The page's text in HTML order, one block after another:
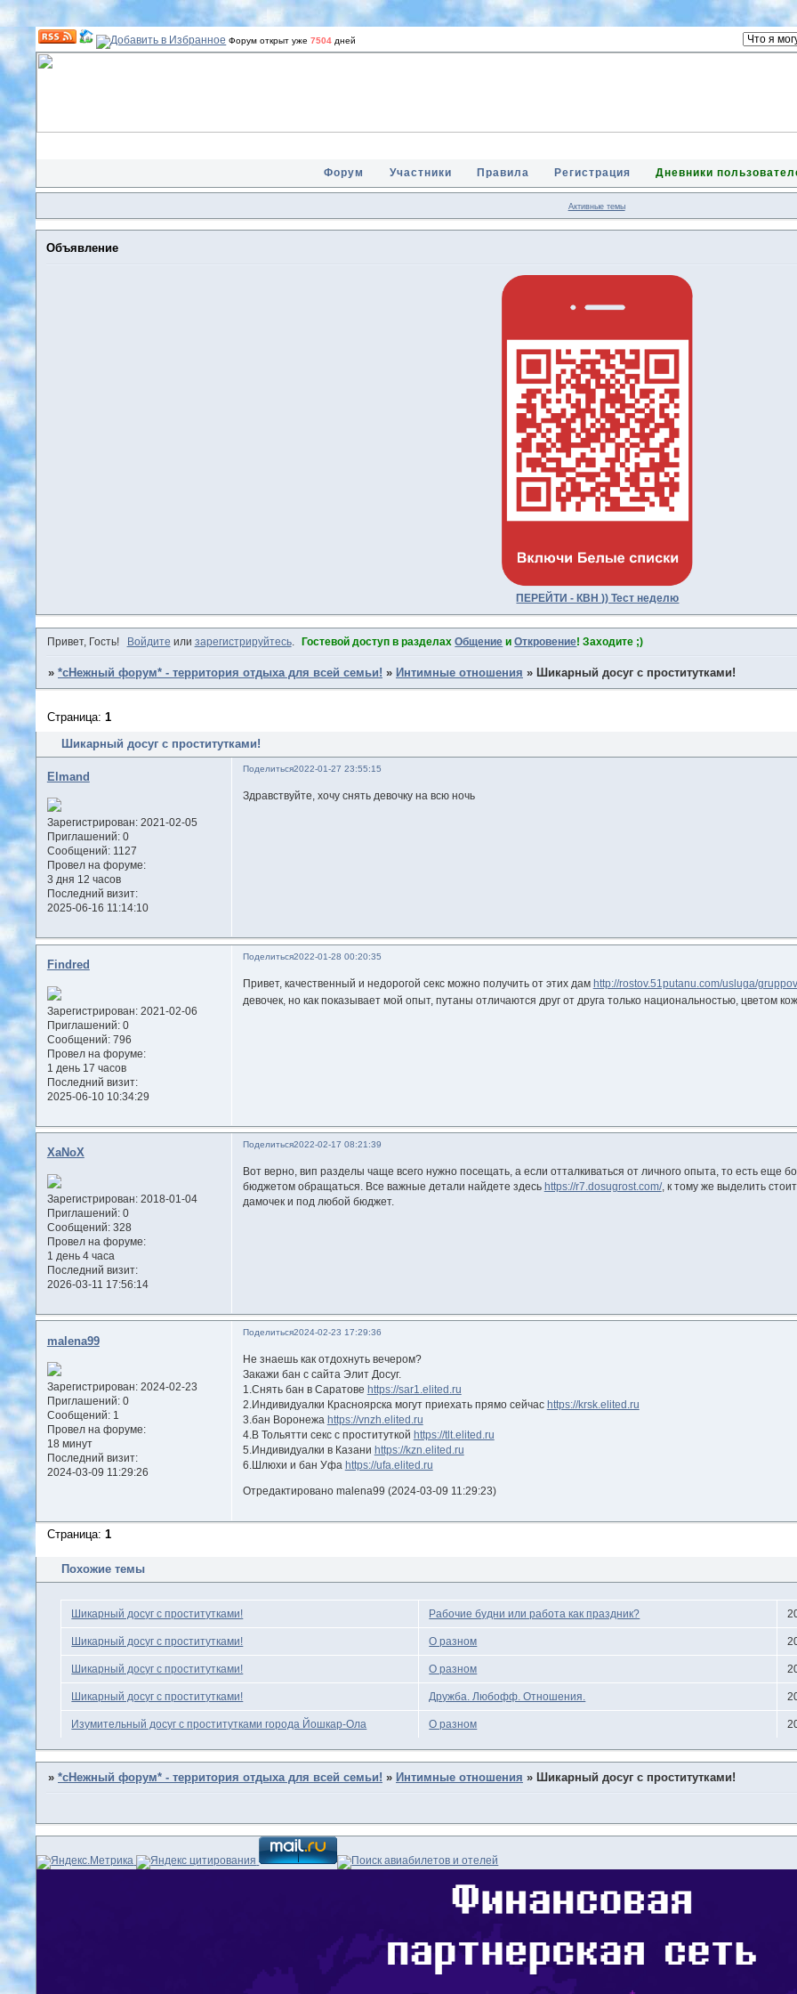
Форум открыт уже7504 дней
Форум Участники Правила Регистрация Дневники
Активные темы
Объявление
ПЕРЕЙТИ - КВН )) Тест неделю
Привет, Гость! Войдите или зарегистрируйтесь. Гостевой доступ в разделахОбщение иОткровение! Заходите ;)
» *сНежный форум* - территория отдыха для всей семьи! » Интимные отношения » Шикарный досуг с проститутками!
Шикарный досуг с проститутками!
Страница: 1
Поделиться2022-01-27 23:55:15
Elmand
Зарегистрирован: 2021-02-05
Приглашений:0
Сообщений:1127
Провел на форуме:
3 дня 12 часов
Последний визит:
2025-06-16 11:14:10
Здравствуйте, хочу снять девочку на всю ночь
Поделиться2022-01-28 00:20:35
Findred
Зарегистрирован: 2021-02-06
Приглашений:0
Сообщений:796
Провел на форуме:
1 день 17 часов
Последний визит:
2025-06-10 10:34:29
Привет, качественный и недорогой секс можно получить от этих дам http://rostov.51putanu.com/usluga/
девочек, но как показывает мой опыт, путаны отличаются друг от друга только национальностью, цветом
Поделиться2022-02-17 08:21:39
XaNoX
Зарегистрирован: 2018-01-04
Приглашений:0
Сообщений:328
Провел на форуме:
1 день 4 часа
Последний визит:
2026-03-11 17:56:14
Вот верно, вип разделы чаще всего нужно посещать, а если отталкиваться от личного опыта, то есть еще
бюджетом обращаться. Все важные детали найдете здесь https://r7.dosugrost.com/, к тому же выделить
дамочек и под любой бюджет.
Поделиться2024-02-23 17:29:36
malena99
Зарегистрирован: 2024-02-23
Приглашений:0
Сообщений:1
Провел на форуме:
18 минут
Последний визит:
2024-03-09 11:29:26
Не знаешь как отдохнуть вечером?
Закажи бан с сайта Элит Досуг.
1.Снять бан в Саратове https://sar1.elited.ru
2.Индивидуалки Красноярска могут приехать прямо сейчас https://krsk.elited.ru
3.бан Воронежа https://vnzh.elited.ru
4.В Тольятти секс с проституткой https://tlt.elited.ru
5.Индивидуалки в Казани https://kzn.elited.ru
6.Шлюхи и бан Уфа https://ufa.elited.ru
Отредактировано malena99 (2024-03-09 11:29:23)
Страница: 1
Похожие темы
Шикарный досуг с проститутками! Рабочие будни или работа как праздник?
Шикарный досуг с проститутками! О разном
Шикарный досуг с проститутками! О разном
Шикарный досуг с проститутками! Дружба. Любофф. Отношения.
Изумительный досуг с проститутками города Йошкар-Ола О разном
» *сНежный форум* - территория отдыха для всей семьи! » Интимные отношения » Шикарный досуг с проститутками!